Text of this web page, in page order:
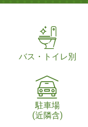
バス・トイレ別
駐車場
(近隣含)